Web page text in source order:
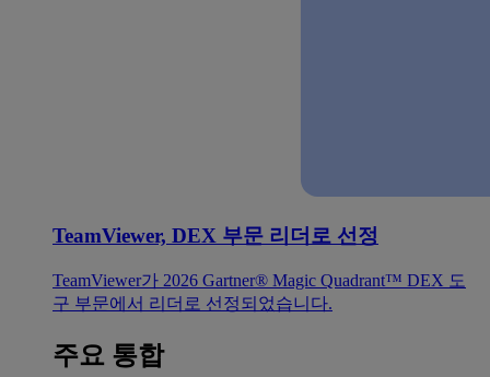
TeamViewer, DEX 부문 리더로 선정
TeamViewer가 2026 Gartner® Magic Quadrant™ DEX 도
구 부문에서 리더로 선정되었습니다.
주요 통합